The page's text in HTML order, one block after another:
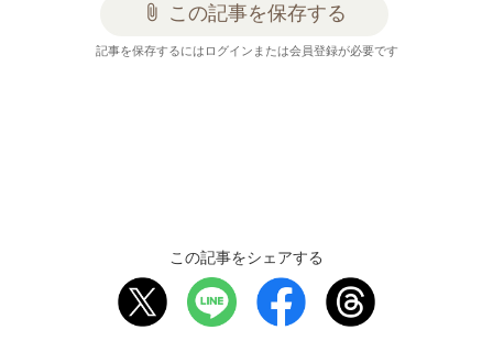
attach_file この記事を保存する
記事を保存するにはログインまたは会員登録が必要です
この記事をシェアする